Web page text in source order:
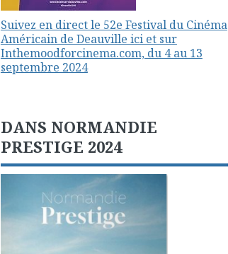
Suivez en direct le 52e Festival du Cinéma
Américain de Deauville ici et sur
Inthemoodforcinema.com, du 4 au 13
septembre 2024
DANS NORMANDIE
PRESTIGE 2024